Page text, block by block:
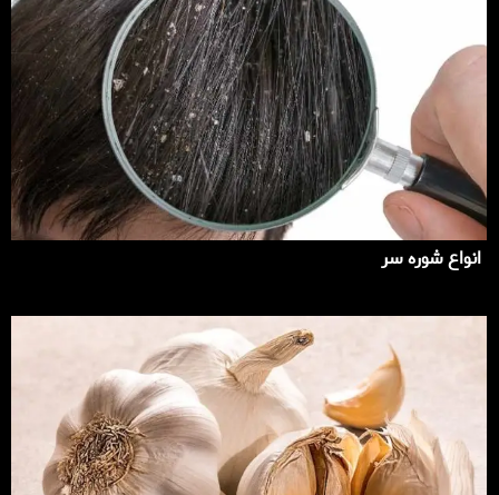
انواع شوره سر